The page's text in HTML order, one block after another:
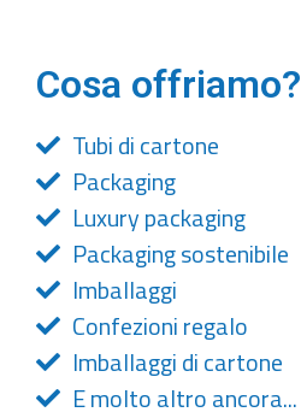
Cosa offriamo?
Tubi di cartone
Packaging
Luxury packaging
Packaging sostenibile
Imballaggi
Confezioni regalo
Imballaggi di cartone
E molto altro ancora...